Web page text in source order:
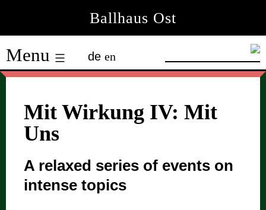
content
Ballhaus Ost
Ballhaus
Ost
Menu de en
Mit Wirkung IV: Mit
Uns
A relaxed series of events on
intense topics